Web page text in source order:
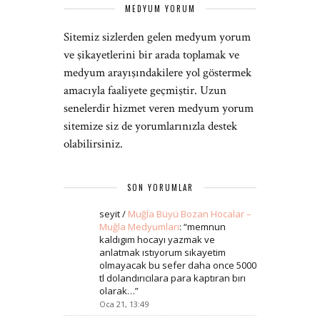
MEDYUM YORUM
Sitemiz sizlerden gelen medyum yorum
ve şikayetlerini bir arada toplamak ve
medyum arayışındakilere yol göstermek
amacıyla faaliyete geçmiştir. Uzun
senelerdir hizmet veren medyum yorum
sitemize siz de yorumlarınızla destek
olabilirsiniz.
SON YORUMLAR
seyit/ Muğla Büyü Bozan Hocalar –
Muğla Medyumları: “memnun
kaldıgım hocayı yazmak ve
anlatmak ıstıyorum sıkayetim
olmayacak bu sefer daha once 5000
tl dolandırıcılara para kaptıran bırı
olarak…”
Oca 21, 13:49